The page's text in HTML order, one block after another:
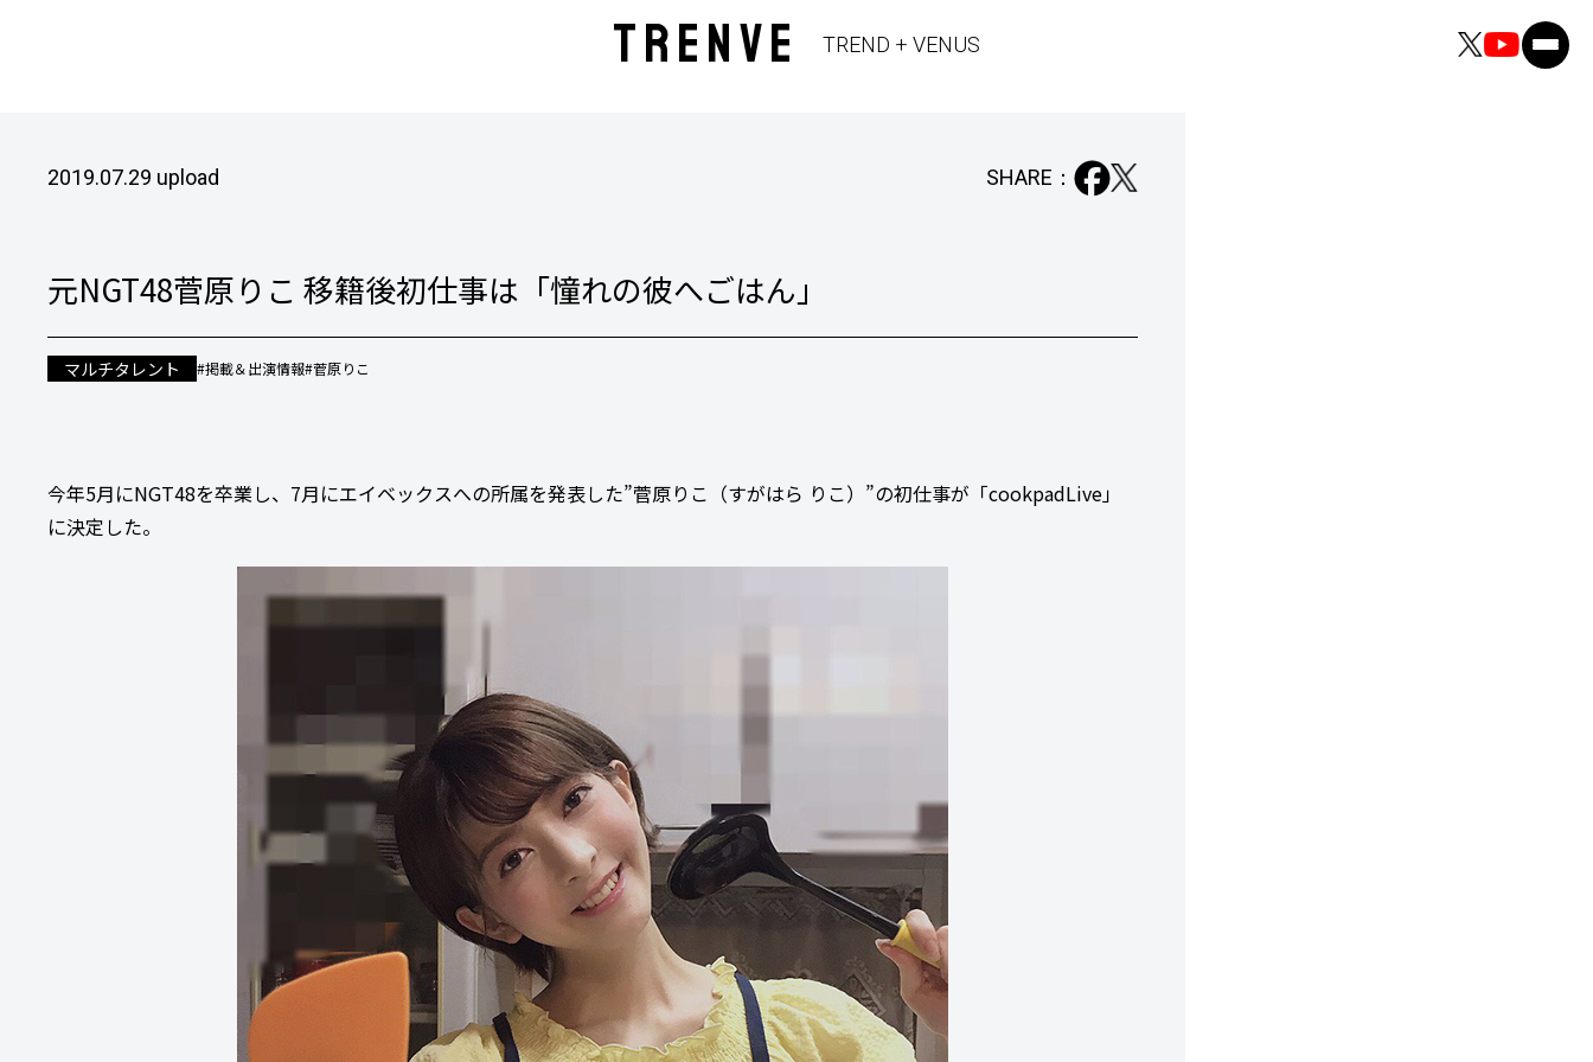
TRENVE TREND + VENUS
2019.07.29 upload SHARE：
元NGT48菅原りこ 移籍後初仕事は「憧れの彼へごはん」
マルチタレント #掲載＆出演情報#菅原りこ
今年5月にNGT48を卒業し、7月にエイベックスへの所属を発表した”菅原りこ（すがはら りこ）”の初仕事が「cookpadLive」
に決定した。